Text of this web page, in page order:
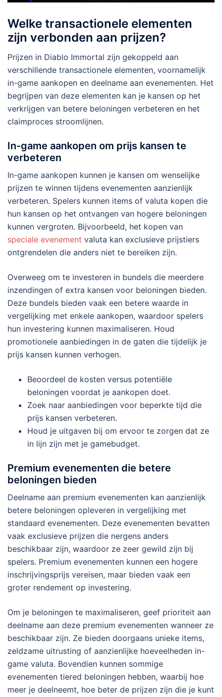
Welke transactionele elementen
zijn verbonden aan prijzen?
Prijzen in Diablo Immortal zijn gekoppeld aan
verschillende transactionele elementen, voornamelijk
in-game aankopen en deelname aan evenementen. Het
begrijpen van deze elementen kan je kansen op het
verkrijgen van betere beloningen verbeteren en het
claimproces stroomlijnen.
In-game aankopen om prijs kansen te
verbeteren
In-game aankopen kunnen je kansen om wenselijke
prijzen te winnen tijdens evenementen aanzienlijk
verbeteren. Spelers kunnen items of valuta kopen die
hun kansen op het ontvangen van hogere beloningen
kunnen vergroten. Bijvoorbeeld, het kopen van
speciale evenement valuta kan exclusieve prijstiers
ontgrendelen die anders niet te bereiken zijn.
Overweeg om te investeren in bundels die meerdere
inzendingen of extra kansen voor beloningen bieden.
Deze bundels bieden vaak een betere waarde in
vergelijking met enkele aankopen, waardoor spelers
hun investering kunnen maximaliseren. Houd
promotionele aanbiedingen in de gaten die tijdelijk je
prijs kansen kunnen verhogen.
Beoordeel de kosten versus potentiële
beloningen voordat je aankopen doet.
Zoek naar aanbiedingen voor beperkte tijd die
prijs kansen verbeteren.
Houd je uitgaven bij om ervoor te zorgen dat ze
in lijn zijn met je gamebudget.
Premium evenementen die betere
beloningen bieden
Deelname aan premium evenementen kan aanzienlijk
betere beloningen opleveren in vergelijking met
standaard evenementen. Deze evenementen bevatten
vaak exclusieve prijzen die nergens anders
beschikbaar zijn, waardoor ze zeer gewild zijn bij
spelers. Premium evenementen kunnen een hogere
inschrijvingsprijs vereisen, maar bieden vaak een
groter rendement op investering.
Om je beloningen te maximaliseren, geef prioriteit aan
deelname aan deze premium evenementen wanneer ze
beschikbaar zijn. Ze bieden doorgaans unieke items,
zeldzame uitrusting of aanzienlijke hoeveelheden in-
game valuta. Bovendien kunnen sommige
evenementen tiered beloningen hebben, waarbij hoe
meer je deelneemt, hoe beter de prijzen zijn die je kunt